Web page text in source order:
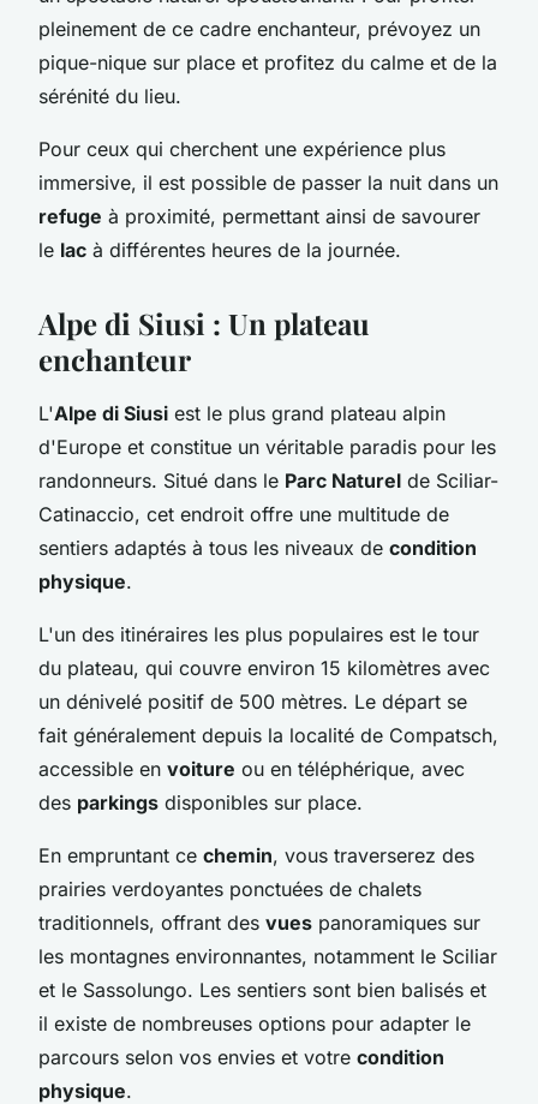
pleinement de ce cadre enchanteur, prévoyez un
pique-nique sur place et profitez du calme et de la
sérénité du lieu.
Pour ceux qui cherchent une expérience plus
immersive, il est possible de passer la nuit dans un
refuge à proximité, permettant ainsi de savourer
le lac à différentes heures de la journée.
Alpe di Siusi : Un plateau
enchanteur
L'Alpe di Siusi est le plus grand plateau alpin
d'Europe et constitue un véritable paradis pour les
randonneurs. Situé dans le Parc Naturel de Sciliar-
Catinaccio, cet endroit offre une multitude de
sentiers adaptés à tous les niveaux de condition
physique.
L'un des itinéraires les plus populaires est le tour
du plateau, qui couvre environ 15 kilomètres avec
un dénivelé positif de 500 mètres. Le départ se
fait généralement depuis la localité de Compatsch,
accessible en voiture ou en téléphérique, avec
des parkings disponibles sur place.
En empruntant ce chemin, vous traverserez des
prairies verdoyantes ponctuées de chalets
traditionnels, offrant des vues panoramiques sur
les montagnes environnantes, notamment le Sciliar
et le Sassolungo. Les sentiers sont bien balisés et
il existe de nombreuses options pour adapter le
parcours selon vos envies et votre condition
physique.